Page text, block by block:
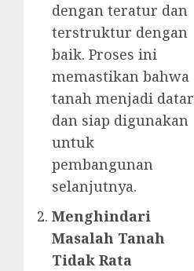
dengan teratur dan
terstruktur dengan
baik. Proses ini
memastikan bahwa
tanah menjadi datar
dan siap digunakan
untuk
pembangunan
selanjutnya.
Menghindari
Masalah Tanah
Tidak Rata